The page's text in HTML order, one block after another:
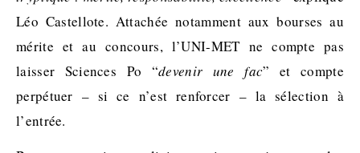
Léo Castellote. Attachée notamment aux bourses au
mérite et au concours, l’UNI-MET ne compte pas
laisser Sciences Po “devenir une fac” et compte
perpétuer – si ce n’est renforcer – la sélection à
l’entrée.